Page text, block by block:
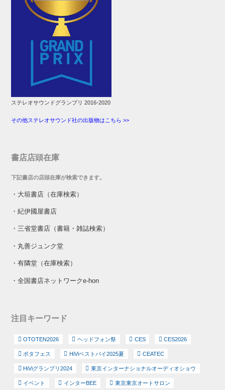
ステレオサウンドグランプリ 2016-2020
その他ステレオサウンド社の出版物はこちら >>
書店店頭在庫
下記書店の店頭在庫が検索できます。
・ 大垣書店（在庫検索）
・紀伊國屋書店
・三省堂書店（書籍・雑誌検索）
・ 丸善ジュンク堂
・有隣堂（在庫検索）
・全国書店ネットワークe-hon
注目キーワード
OTOTEN2026 ヘッドフォン祭 CES CES2026
ポタフェス HiViベストバイ2025夏 CEATEC
HiViグランプリ2024 東京インターナショナルオーディオショウ
イベント インターBEE 東京東京オートサロン